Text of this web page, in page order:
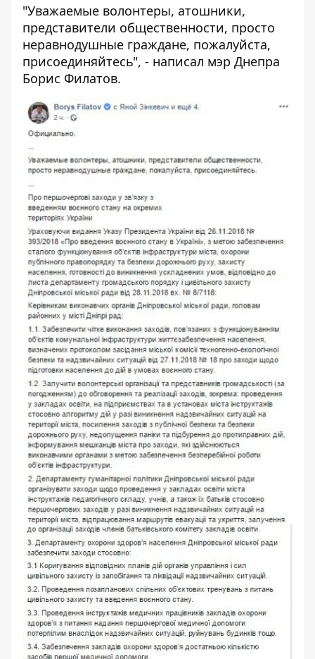
"Уважаемые волонтеры, атошники,
представители общественности, просто
неравнодушные граждане, пожалуйста,
присоединяйтесь", - написал мэр Днепра
Борис Филатов.